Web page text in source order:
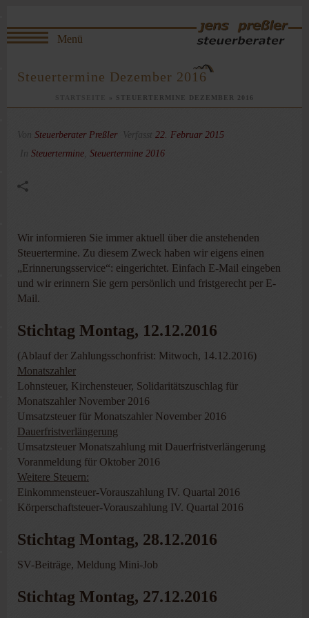
Steuertermine Dezember 2016
» STEUERTERMINE DEZEMBER 2016
Von Steuerberater Preßler Verfasst 22. Februar 2015
In Steuertermine Steuertermine 2016
Wir informieren Sie immer aktuell über die anstehenden
Steuertermine. Zu diesem Zweck haben wir eigens einen
„Erinnerungsservice“: eingerichtet. Einfach E-Mail eingeben
und wir erinnern Sie gern persönlich und fristgerecht per E-
Mail.
Stichtag Montag, 12.12.2016
(Ablauf der Zahlungsschonfrist: Mitwoch, 14.12.2016)
Monatszahler
Lohnsteuer, Kirchensteuer, Solidaritätszuschlag für
Monatszahler November 2016
Umsatzsteuer für Monatszahler November 2016
Dauerfristverlängerung
Umsatzsteuer Monatszahlung mit Dauerfristverlängerung
Voranmeldung für Oktober 2016
Weitere Steuern:
Einkommensteuer-Vorauszahlung IV. Quartal 2016
Körperschaftsteuer-Vorauszahlung IV. Quartal 2016
Stichtag Montag, 28.12.2016
SV-Beiträge, Meldung Mini-Job
Stichtag Montag, 27.12.2016